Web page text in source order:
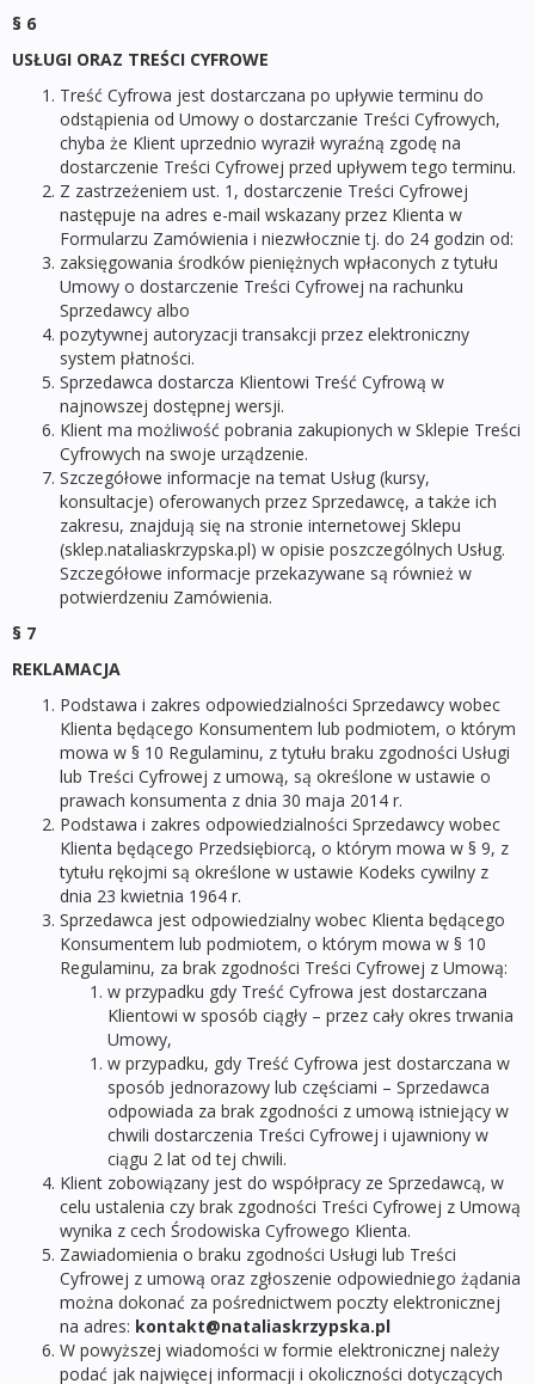
§ 6
USŁUGI ORAZ TREŚCI CYFROWE
Treść Cyfrowa jest dostarczana po upływie terminu do
odstąpienia od Umowy o dostarczanie Treści Cyfrowych,
chyba że Klient uprzednio wyraził wyraźną zgodę na
dostarczenie Treści Cyfrowej przed upływem tego terminu.
Z zastrzeżeniem ust. 1, dostarczenie Treści Cyfrowej
następuje na adres e-mail wskazany przez Klienta w
Formularzu Zamówienia i niezwłocznie tj. do 24 godzin od:
zaksięgowania środków pieniężnych wpłaconych z tytułu
Umowy o dostarczenie Treści Cyfrowej na rachunku
Sprzedawcy albo
pozytywnej autoryzacji transakcji przez elektroniczny
system płatności.
Sprzedawca dostarcza Klientowi Treść Cyfrową w
najnowszej dostępnej wersji.
Klient ma możliwość pobrania zakupionych w Sklepie Treści
Cyfrowych na swoje urządzenie.
Szczegółowe informacje na temat Usług (kursy,
konsultacje) oferowanych przez Sprzedawcę, a także ich
zakresu, znajdują się na stronie internetowej Sklepu
(sklep.nataliaskrzypska.pl) w opisie poszczególnych Usług.
Szczegółowe informacje przekazywane są również w
potwierdzeniu Zamówienia.
§ 7
REKLAMACJA
Podstawa i zakres odpowiedzialności Sprzedawcy wobec
Klienta będącego Konsumentem lub podmiotem, o którym
mowa w § 10 Regulaminu, z tytułu braku zgodności Usługi
lub Treści Cyfrowej z umową, są określone w ustawie o
prawach konsumenta z dnia 30 maja 2014 r.
Podstawa i zakres odpowiedzialności Sprzedawcy wobec
Klienta będącego Przedsiębiorcą, o którym mowa w § 9, z
tytułu rękojmi są określone w ustawie Kodeks cywilny z
dnia 23 kwietnia 1964 r.
Sprzedawca jest odpowiedzialny wobec Klienta będącego
Konsumentem lub podmiotem, o którym mowa w § 10
Regulaminu, za brak zgodności Treści Cyfrowej z Umową:
w przypadku gdy Treść Cyfrowa jest dostarczana
Klientowi w sposób ciągły – przez cały okres trwania
Umowy,
w przypadku, gdy Treść Cyfrowa jest dostarczana w
sposób jednorazowy lub częściami – Sprzedawca
odpowiada za brak zgodności z umową istniejący w
chwili dostarczenia Treści Cyfrowej i ujawniony w
ciągu 2 lat od tej chwili.
Klient zobowiązany jest do współpracy ze Sprzedawcą, w
celu ustalenia czy brak zgodności Treści Cyfrowej z Umową
wynika z cech Środowiska Cyfrowego Klienta.
Zawiadomienia o braku zgodności Usługi lub Treści
Cyfrowej z umową oraz zgłoszenie odpowiedniego żądania
można dokonać za pośrednictwem poczty elektronicznej
na adres: kontakt@nataliaskrzypska.pl
W powyższej wiadomości w formie elektronicznej należy
podać jak najwięcej informacji i okoliczności dotyczących